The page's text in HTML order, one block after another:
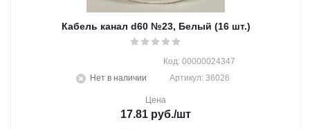
Кабель канал d60 №23, Белый (16 шт.)
Нет в наличии
Код: 00000024347
Артикул: 36026
Цена
17.81 руб./шт